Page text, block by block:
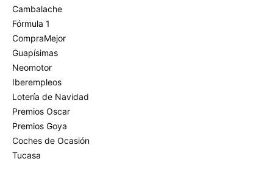
Cambalache
Fórmula 1
CompraMejor
Guapísimas
Neomotor
Iberempleos
Lotería de Navidad
Premios Oscar
Premios Goya
Coches de Ocasión
Tucasa